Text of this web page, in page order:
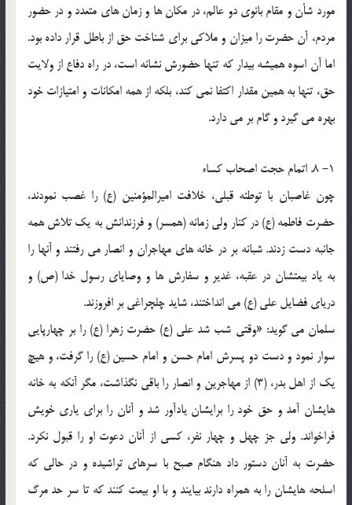
مورد شأن و مقام بانوی دو عالم، در مکان ها و زمان های متعدد و در حضور
مردم، آن حضرت را میزان و ملاکی برای شناخت حق از باطل قرار داده بود.
اما آن اسوه همیشه بیدار که تنها حضورش نشانه است، در راه دفاع از ولایت
حق، تنها به همین مقدار اکتفا نمی کند، بلکه از همه امکانات و امتیازات خود
بهره می گیرد و گام بر می دارد.
1- 8. اتمام حجت اصحاب کساء
چون غاصبان با توطئه قبلی، خلافت امیرالمؤمنین (ع) را غصب نمودند،
حضرت فاطمه (ع) در کنار ولی زمانه (همسر) و فرزندانش به یک تلاش همه
جانبه دست زدند. شبانه بر در خانه های مهاجران و انصار می رفتند و آنها را
به یاد بیعتشان در عقبه، غدیر و سفارش ها و وصایای رسول خدا (ص) و
دریای فضایل علی (ع) می انداختند، شاید چلچراغی بر افروزند.
سلمان می گوید: «وقتی شب شد علی (ع) حضرت زهرا (ع) را بر چهارپایی
سوار نمود و دست دو پسرش امام حسن و امام حسین (ع) را گرفت، و هیچ
یک از اهل بدر، (3) از مهاجرین و انصار را باقی نگذاشت، مگر آنکه به خانه
هایشان آمد و حق خود را برایشان یادآور شد و آنان را برای یاری خویش
فراخواند. ولی جز چهل و چهار نفر، کسی از آنان دعوت او را قبول نکرد.
حضرت به آنان دستور داد هنگام صبح با سرهای تراشیده و در حالی که
اسلحه هایشان را به همراه دارند بیایند و با او بیعت کنند که تا سر حد مرگ